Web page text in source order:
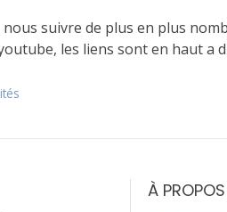
suivre de plus en plus
les liens sont en haut a
À